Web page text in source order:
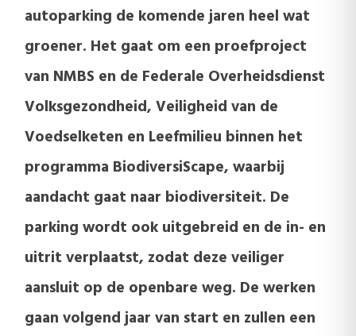
autoparking de komende jaren heel wat
groener. Het gaat om een proefproject
van NMBS en de Federale Overheidsdienst
Volksgezondheid, Veiligheid van de
Voedselketen en Leefmilieu binnen het
programma BiodiversiScape, waarbij
aandacht gaat naar biodiversiteit. De
parking wordt ook uitgebreid en de in- en
uitrit verplaatst, zodat deze veiliger
aansluit op de openbare weg. De werken
gaan volgend jaar van start en zullen een